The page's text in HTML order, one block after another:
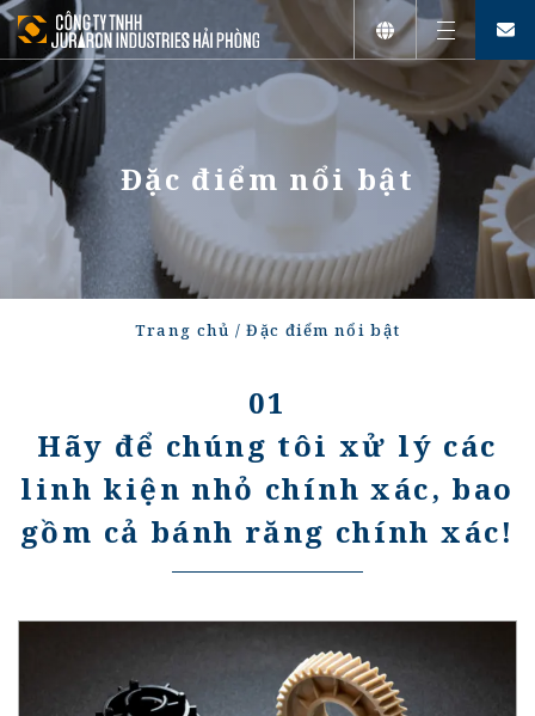
Tiếng Việt
English
日本語
Đặc điểm nổi bật
Trang chủ /Đặc điểm nổi bật
01
Hãy để chúng tôi xử lý các
linh kiện nhỏ chính xác, bao
gồm cả bánh răng chính xác!